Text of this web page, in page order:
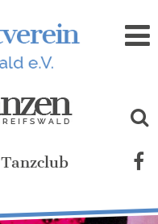
Tanzclub